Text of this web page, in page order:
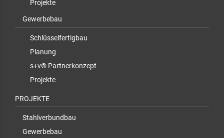
Projekte
Gewerbebau
Schlüsselfertigbau
Planung
s+v® Partnerkonzept
Projekte
PROJEKTE
Stahlverbundbau
Gewerbebau